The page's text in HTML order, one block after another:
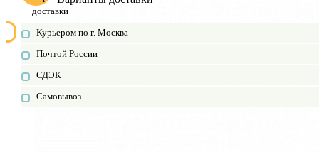
Курьером по г. Москва
Почтой России
СДЭК
Самовывоз